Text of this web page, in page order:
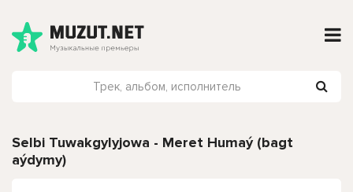
Selbi Tuwakgylyjowa - Meret Humaý (bagt
aýdymy)